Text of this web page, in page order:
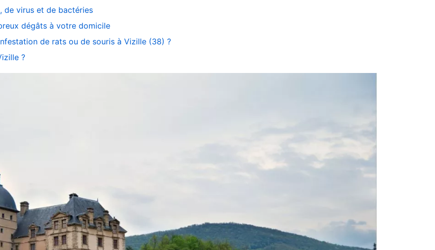
de virus et de bactéries
dégâts à votre domicile
de rats ou de souris à Vizille (38) ?
?